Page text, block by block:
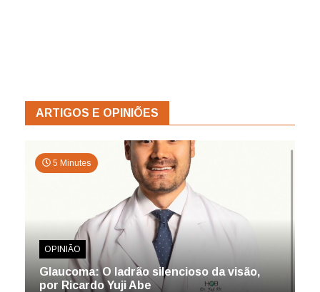
ARTIGOS E OPINIÕES
5 Minutes
OPINIÃO
Glaucoma: O ladrão silencioso da visão,
por Ricardo Yuji Abe